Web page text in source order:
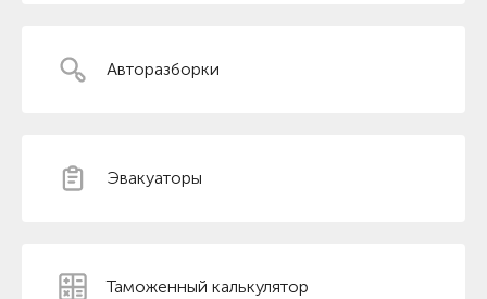
Авторазборки
Эвакуаторы
Таможенный калькулятор